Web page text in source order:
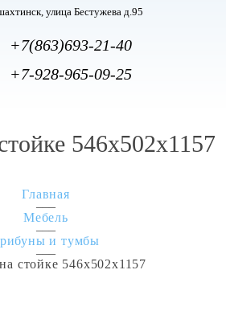
улица Бестужева д.95
+7(863)693-21-40
+7-928-965-09-25
546х502х1157
Главная
Мебель
и тумбы
стойке 546х502х1157